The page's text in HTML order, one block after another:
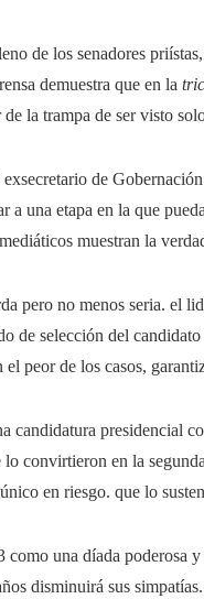
de los senadores
demuestra que en la
la trampa de ser visto
de
a una etapa en la que
muestran la
pero no menos seria. el
de selección del
peor de los casos,
candidatura presidencial
convirtieron en la
en riesgo. que lo
como una díada poderosa
disminuirá sus